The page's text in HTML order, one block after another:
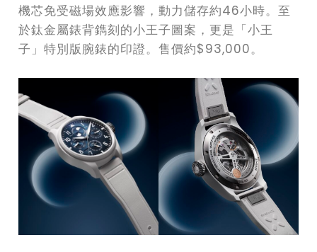
機芯免受磁場效應影響，動力儲存約46小時。至
於鈦金屬錶背鐫刻的小王子圖案，更是「小王
子」特別版腕錶的印證。售價約$93,000。